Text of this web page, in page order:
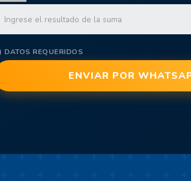
DATOS REQUERIDOS